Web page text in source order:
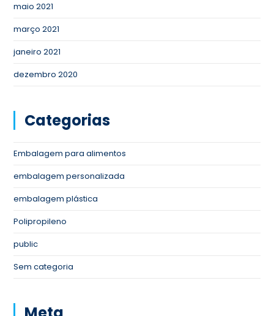
maio 2021
março 2021
janeiro 2021
dezembro 2020
Categorias
Embalagem para alimentos
embalagem personalizada
embalagem plástica
Polipropileno
public
Sem categoria